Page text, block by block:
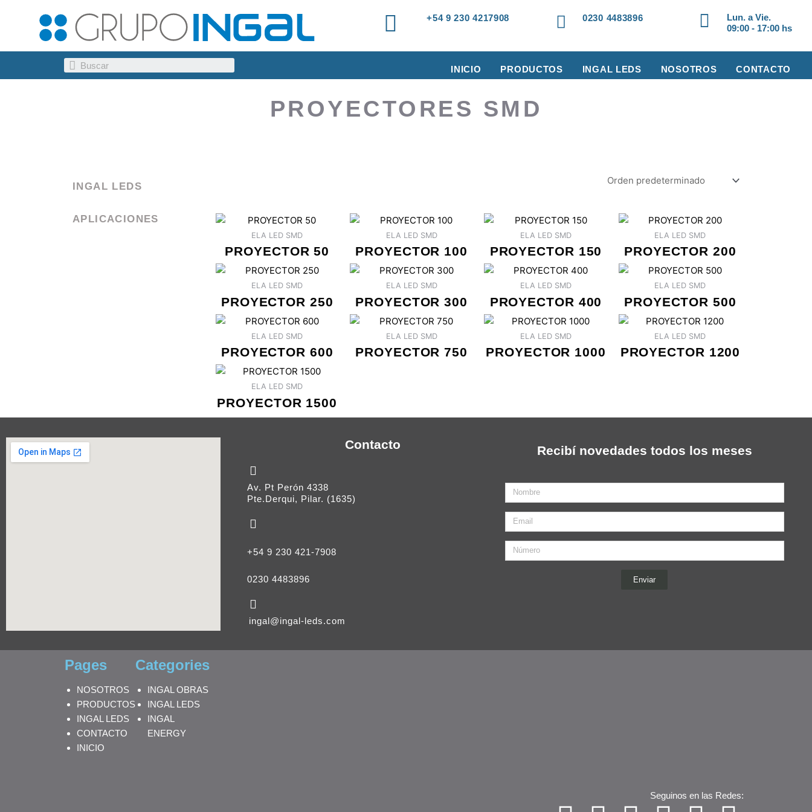
contenido
+54 9 230 4217908 0230 4483896
Lun. a Vie.
09:00 - 17:00 hs
Search INICIO PRODUCTOS INGAL LEDS NOSOTROS CONTACTO
PROYECTORES SMD
INGAL LEDS
APLICACIONES
ELA LED SMD
PROYECTOR 50
ELA LED SMD
PROYECTOR 100
ELA LED SMD
PROYECTOR 150
ELA LED SMD
PROYECTOR 200
ELA LED SMD
PROYECTOR 250
ELA LED SMD
PROYECTOR 300
ELA LED SMD
PROYECTOR 400
ELA LED SMD
PROYECTOR 500
ELA LED SMD
PROYECTOR 600
ELA LED SMD
PROYECTOR 750
ELA LED SMD
PROYECTOR 1000
ELA LED SMD
PROYECTOR 1200
ELA LED SMD
PROYECTOR 1500
Contacto
Av. Pt Perón 4338
Pte.Derqui, Pilar. (1635)
+54 9 230 421-7908
0230 4483896
ingal@ingal-leds.com
Recibí novedades todos los meses
Nombre
Email
Enviar
Pages
NOSOTROS
PRODUCTOS
INGAL LEDS
CONTACTO
INICIO
Categories
INGAL OBRAS
INGAL LEDS
INGAL
ENERGY
Seguinos en las Redes: